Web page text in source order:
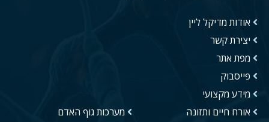
אודות מדיקל ליין
יצירת קשר
מפת אתר
פייסבוק
מידע מקצועי
אורח חיים ותזונה
מערכות גוף האדם